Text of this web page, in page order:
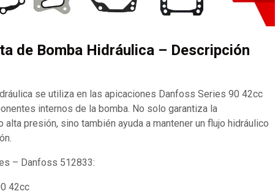
de Bomba Hidráulica – Descripción
se utiliza en las apicaciones Danfoss Series 90 42cc
internos de la bomba. No solo garantiza la
presión, sino también ayuda a mantener un flujo hidráulico
– Danfoss 512833:
42cc